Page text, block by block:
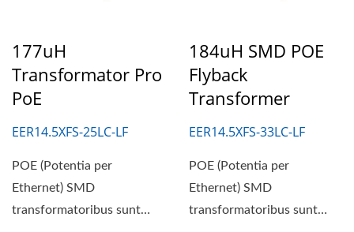
177uH
Transformator Pro
PoE
EER14.5XFS-25LC-LF
POE (Potentia per
Ethernet) SMD
transformatoribus sunt
184uH SMD POE
Flyback
Transformer
EER14.5XFS-33LC-LF
POE (Potentia per
Ethernet) SMD
transformatoribus sunt